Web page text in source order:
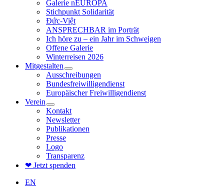
Galerie nEUROPA
Stichpunkt Solidarität
Đức-Việt
ANSPRECHBAR im Porträt
Ich höre zu – ein Jahr im Schweigen
Offene Galerie
Winterreisen 2026
Mitgestalten
Ausschreibungen
Bundesfreiwilligendienst
Europäischer Freiwilligendienst
Verein
Kontakt
Newsletter
Publikationen
Presse
Logo
Transparenz
❤ Jetzt spenden
EN